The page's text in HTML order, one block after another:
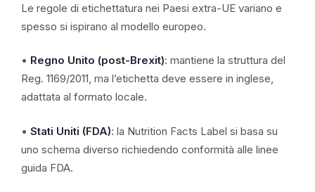
Le regole di etichettatura nei Paesi extra-UE variano e
spesso si ispirano al modello europeo.
• Regno Unito (post-Brexit): mantiene la struttura del
Reg. 1169/2011, ma l’etichetta deve essere in inglese,
adattata al formato locale.
• Stati Uniti (FDA): la Nutrition Facts Label si basa su
uno schema diverso richiedendo conformità alle linee
guida FDA.